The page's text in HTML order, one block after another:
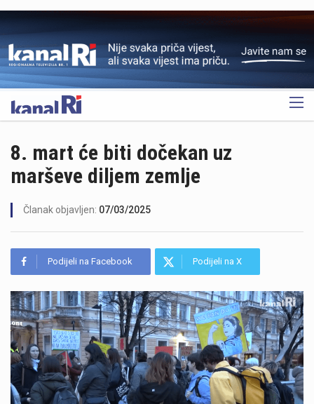
OGLAS
8. mart će biti dočekan uz
marševe diljem zemlje
Članak objavljen: 07/03/2025
Podijeli na Facebook Podijeli na X